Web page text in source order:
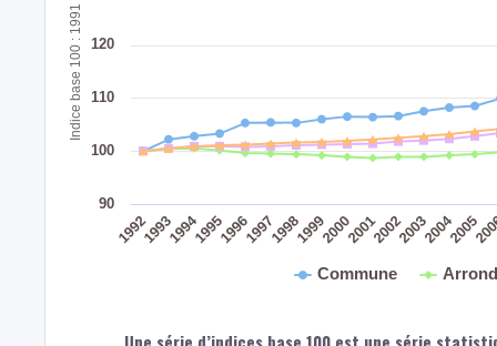
Indice base 100 : 1991
Commune
19921993199419951996199719981999200020012002200320042005
90
100
110
120